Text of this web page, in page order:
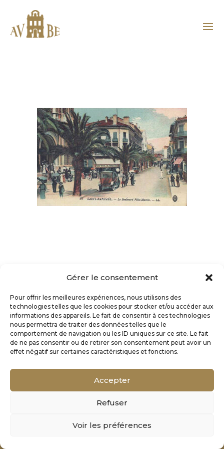
Gérer le consentement
Pour offrir les meilleures expériences, nous utilisons des
technologies telles que les cookies pour stocker et/ou accéder aux
informations des appareils. Le fait de consentir à ces technologies
nous permettra de traiter des données telles que le
comportement de navigation ou les ID uniques sur ce site. Le fait
de ne pas consentir ou de retirer son consentement peut avoir un
effet négatif sur certaines caractéristiques et fonctions.
Accepter
Refuser
Voir les préférences
Mentions Légales